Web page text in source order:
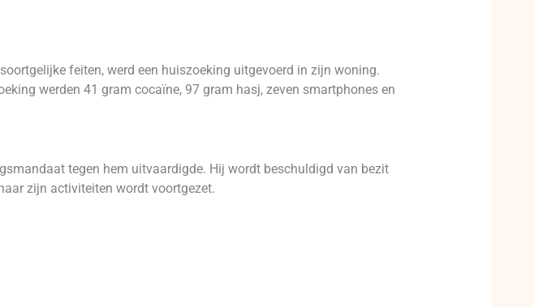
feiten, werd een huiszoeking uitgevoerd in zijn woning.
werden 41 gram cocaïne, 97 gram hasj, zeven smartphones en
tegen hem uitvaardigde. Hij wordt beschuldigd van bezit
zijn activiteiten wordt voortgezet.